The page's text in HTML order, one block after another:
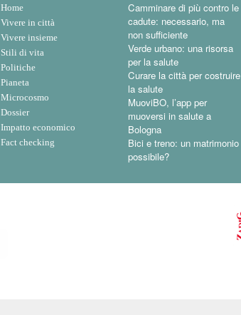
Home
Vivere in città
Vivere insieme
Stili di vita
Politiche
Pianeta
Microcosmo
Dossier
Impatto economico
Fact checking
Camminare di più contro le
cadute: necessario, ma
non sufficiente
Verde urbano: una risorsa
per la salute
Curare la città per costruire
la salute
MuoviBO, l’app per
muoversi in salute a
Bologna
Bici e treno: un matrimonio
possibile?